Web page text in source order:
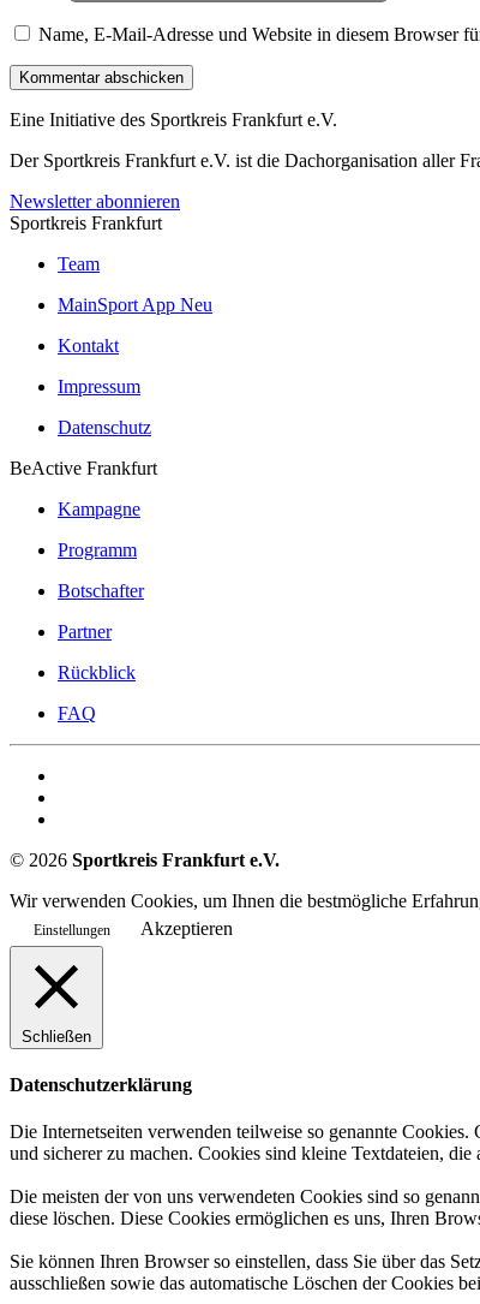
Name, E-Mail-Adresse und Website in diesem Browser
Kommentar abschicken
Eine Initiative des Sportkreis Frankfurt e.V.
Der Sportkreis Frankfurt e.V. ist die Dachorganisation aller
Newsletter abonnieren
Sportkreis Frankfurt
Team
MainSport App Neu
Kontakt
Impressum
Datenschutz
BeActive Frankfurt
Kampagne
Programm
Botschafter
Partner
Rückblick
FAQ
© 2026 Sportkreis Frankfurt e.V.
Wir verwenden Cookies, um Ihnen die bestmögliche
Einstellungen Akzeptieren
Schließen
Datenschutzerklärung
Die Internetseiten verwenden teilweise so genannte
und sicherer zu machen. Cookies sind kleine Textdateien,
Die meisten der von uns verwendeten Cookies sind so
diese löschen. Diese Cookies ermöglichen es uns, Ihren
Sie können Ihren Browser so einstellen, dass Sie über das
ausschließen sowie das automatische Löschen der Cookies